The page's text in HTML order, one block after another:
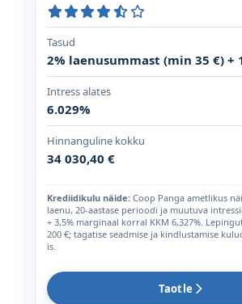
Tasud
2% laenusummast (min 35 €) +
Intress alates
6.029%
Hinnanguline kokku
34 030,40 €
Krediidikulu näide: Coop Panga ametlikus
laenu, 20-aastase perioodi ja muutuva
+ 3,5% marginaal korral KKM 6,327%.
200 €; tagatise seadmise ja kindlustamise
is.
Taotle